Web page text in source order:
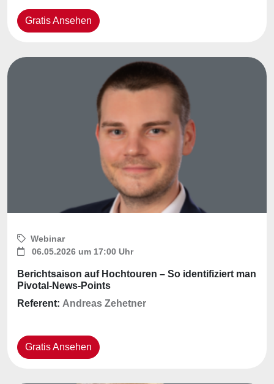
Gratis Ansehen
Webinar
06.05.2026 um 17:00 Uhr
Berichtsaison auf Hochtouren – So identifiziert man
Pivotal-News-Points
Referent: Andreas Zehetner
Gratis Ansehen